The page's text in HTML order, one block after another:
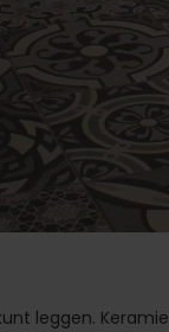
leggen.